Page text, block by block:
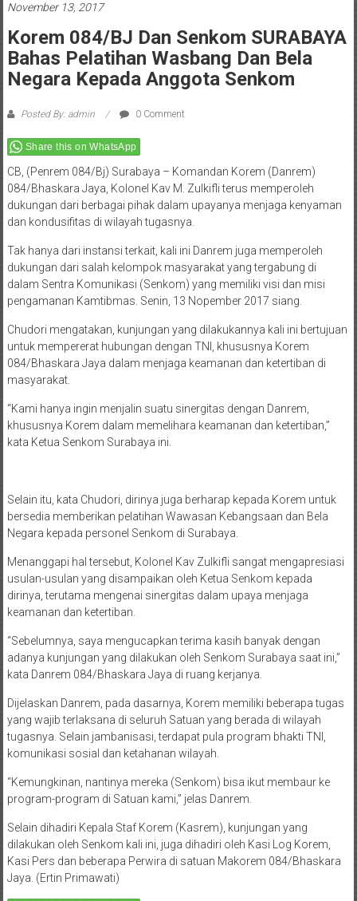
November 13, 2017
Korem 084/BJ Dan Senkom SURABAYA
Bahas Pelatihan Wasbang Dan Bela
Negara Kepada Anggota Senkom
Posted By: admin 0 Comment
Share this on WhatsApp
CB, (Penrem 084/Bj) Surabaya – Komandan Korem (Danrem)
084/Bhaskara Jaya, Kolonel Kav M. Zulkifli terus memperoleh
dukungan dari berbagai pihak dalam upayanya menjaga kenyaman
dan kondusifitas di wilayah tugasnya.
Tak hanya dari instansi terkait, kali ini Danrem juga memperoleh
dukungan dari salah kelompok masyarakat yang tergabung di
dalam Sentra Komunikasi (Senkom) yang memiliki visi dan misi
pengamanan Kamtibmas. Senin, 13 Nopember 2017 siang.
Chudori mengatakan, kunjungan yang dilakukannya kali ini bertujuan
untuk mempererat hubungan dengan TNI, khususnya Korem
084/Bhaskara Jaya dalam menjaga keamanan dan ketertiban di
masyarakat.
“Kami hanya ingin menjalin suatu sinergitas dengan Danrem,
khususnya Korem dalam memelihara keamanan dan ketertiban,”
kata Ketua Senkom Surabaya ini.
Selain itu, kata Chudori, dirinya juga berharap kepada Korem untuk
bersedia memberikan pelatihan Wawasan Kebangsaan dan Bela
Negara kepada personel Senkom di Surabaya.
Menanggapi hal tersebut, Kolonel Kav Zulkifli sangat mengapresiasi
usulan-usulan yang disampaikan oleh Ketua Senkom kepada
dirinya, terutama mengenai sinergitas dalam upaya menjaga
keamanan dan ketertiban.
“Sebelumnya, saya mengucapkan terima kasih banyak dengan
adanya kunjungan yang dilakukan oleh Senkom Surabaya saat ini,”
kata Danrem 084/Bhaskara Jaya di ruang kerjanya.
Dijelaskan Danrem, pada dasarnya, Korem memiliki beberapa tugas
yang wajib terlaksana di seluruh Satuan yang berada di wilayah
tugasnya. Selain jambanisasi, terdapat pula program bhakti TNI,
komunikasi sosial dan ketahanan wilayah.
“Kemungkinan, nantinya mereka (Senkom) bisa ikut membaur ke
program-program di Satuan kami,” jelas Danrem.
Selain dihadiri Kepala Staf Korem (Kasrem), kunjungan yang
dilakukan oleh Senkom kali ini, juga dihadiri oleh Kasi Log Korem,
Kasi Pers dan beberapa Perwira di satuan Makorem 084/Bhaskara
Jaya. (Ertin Primawati)